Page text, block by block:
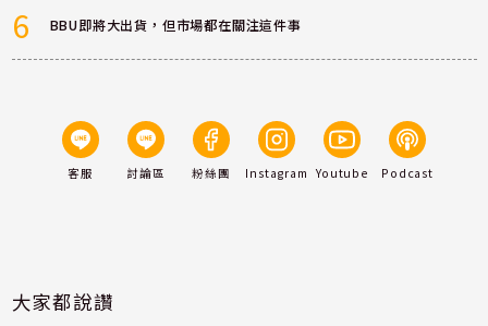
6 BBU即將大出貨，但市場都在關注這件事
客服 討論區 粉絲團 Instagram Youtube Podcast
大家都說讚